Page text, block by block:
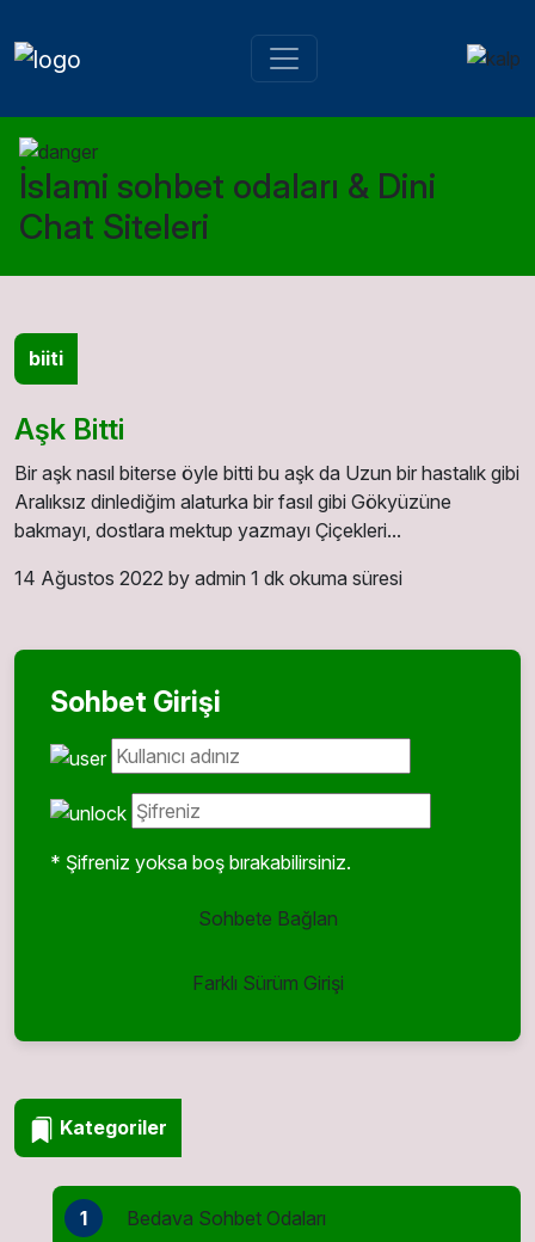
İslami sohbet odaları & Dini
Chat Siteleri
biiti
Aşk Bitti
Bir aşk nasıl biterse öyle bitti bu aşk da Uzun bir hastalık gibi
Aralıksız dinlediğim alaturka bir fasıl gibi Gökyüzüne
bakmayı, dostlara mektup yazmayı Çiçekleri...
14 Ağustos 2022 by admin 1 dk okuma süresi
Sohbet Girişi
* Şifreniz yoksa boş bırakabilirsiniz.
Sohbete Bağlan
Farklı Sürüm Girişi
Kategoriler
1 Bedava Sohbet Odaları